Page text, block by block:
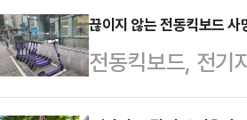
지난 4월10일 마
차를 착수해 총 5
접 방문하는 등
수하며 평행선을
는 "기피 시설이
야 한다"고 말했
끊이지 않는 전동킥보드
전동킥보드, 전기
이어 발생하고 있